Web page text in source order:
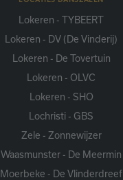
Lokeren - TYBEERT
Lokeren - DV (De Vinderij)
Lokeren - De Tovertuin
Lokeren - OLVC
Lokeren - SHO
Lochristi - GBS
Zele - Zonnewijzer
Waasmunster - De Meermin
Moerbeke - De Vlinderdreef